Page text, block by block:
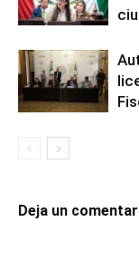
Deja un